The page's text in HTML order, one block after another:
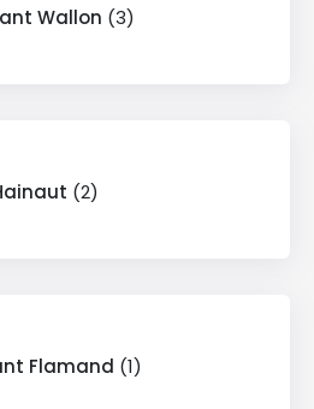
Wallon (3)
(2)
Flamand (1)